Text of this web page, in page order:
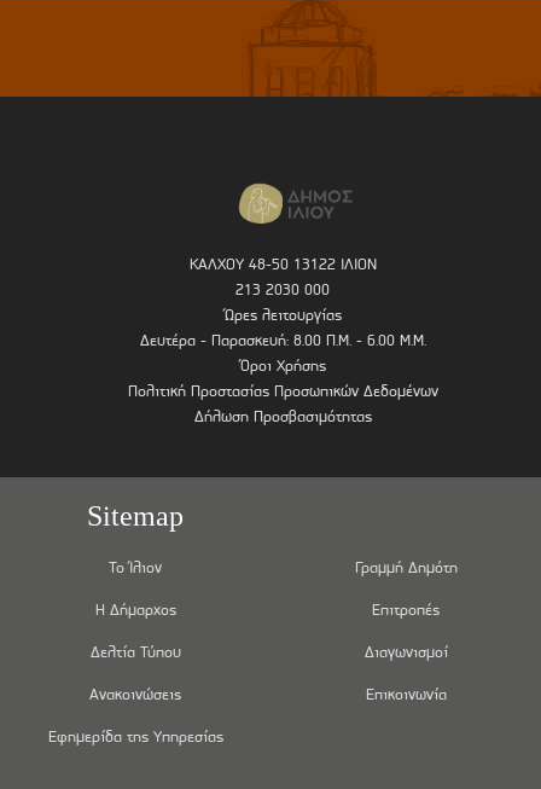
ΚΑΛΧΟΥ 48-50 13122 ΙΛΙΟΝ
213 2030 000
Ώρες λειτουργίας
Δευτέρα - Παρασκευή: 8.00 Π.Μ. - 6.00 Μ.Μ.
Όροι Χρήσης
Πολιτική Προστασίας Προσωπικών Δεδομένων
Δήλωση Προσβασιμότητας
Sitemap
Το Ίλιον
Η Δήμαρχος
Δελτία Τύπου
Ανακοινώσεις
Εφημερίδα της Υπηρεσίας
Γραμμή Δημότη
Επιτροπές
Διαγωνισμοί
Επικοινωνία